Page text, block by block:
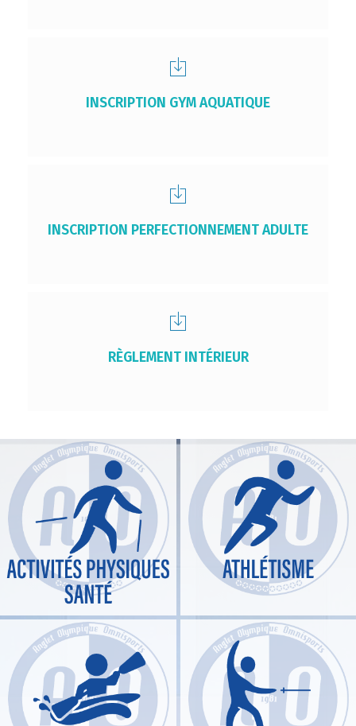
INSCRIPTION GYM AQUATIQUE
INSCRIPTION PERFECTIONNEMENT ADULTE
RÈGLEMENT INTÉRIEUR